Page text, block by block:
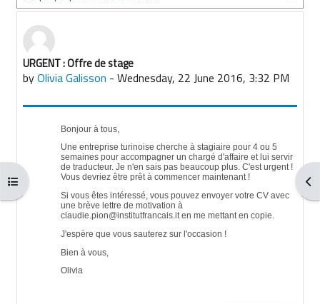
Open course index
URGENT : Offre de stage
byOlivia Galisson - Wednesday, 22 June 2016, 3:32 PM
Number of replies: 0
Bonjour à tous,
Une entreprise turinoise cherche à stagiaire pour 4 ou 5
semaines pour accompagner un chargé d'affaire et lui servir
de traducteur. Je n'en sais pas beaucoup plus. C'est urgent !
Vous devriez être prêt à commencer maintenant !
Si vous êtes intéressé, vous pouvez envoyer votre CV avec
une brève lettre de motivation à
claudie.pion@institutfrancais.it en me mettant en copie.
J'espère que vous sauterez sur l'occasion !
Bien à vous,
Olivia